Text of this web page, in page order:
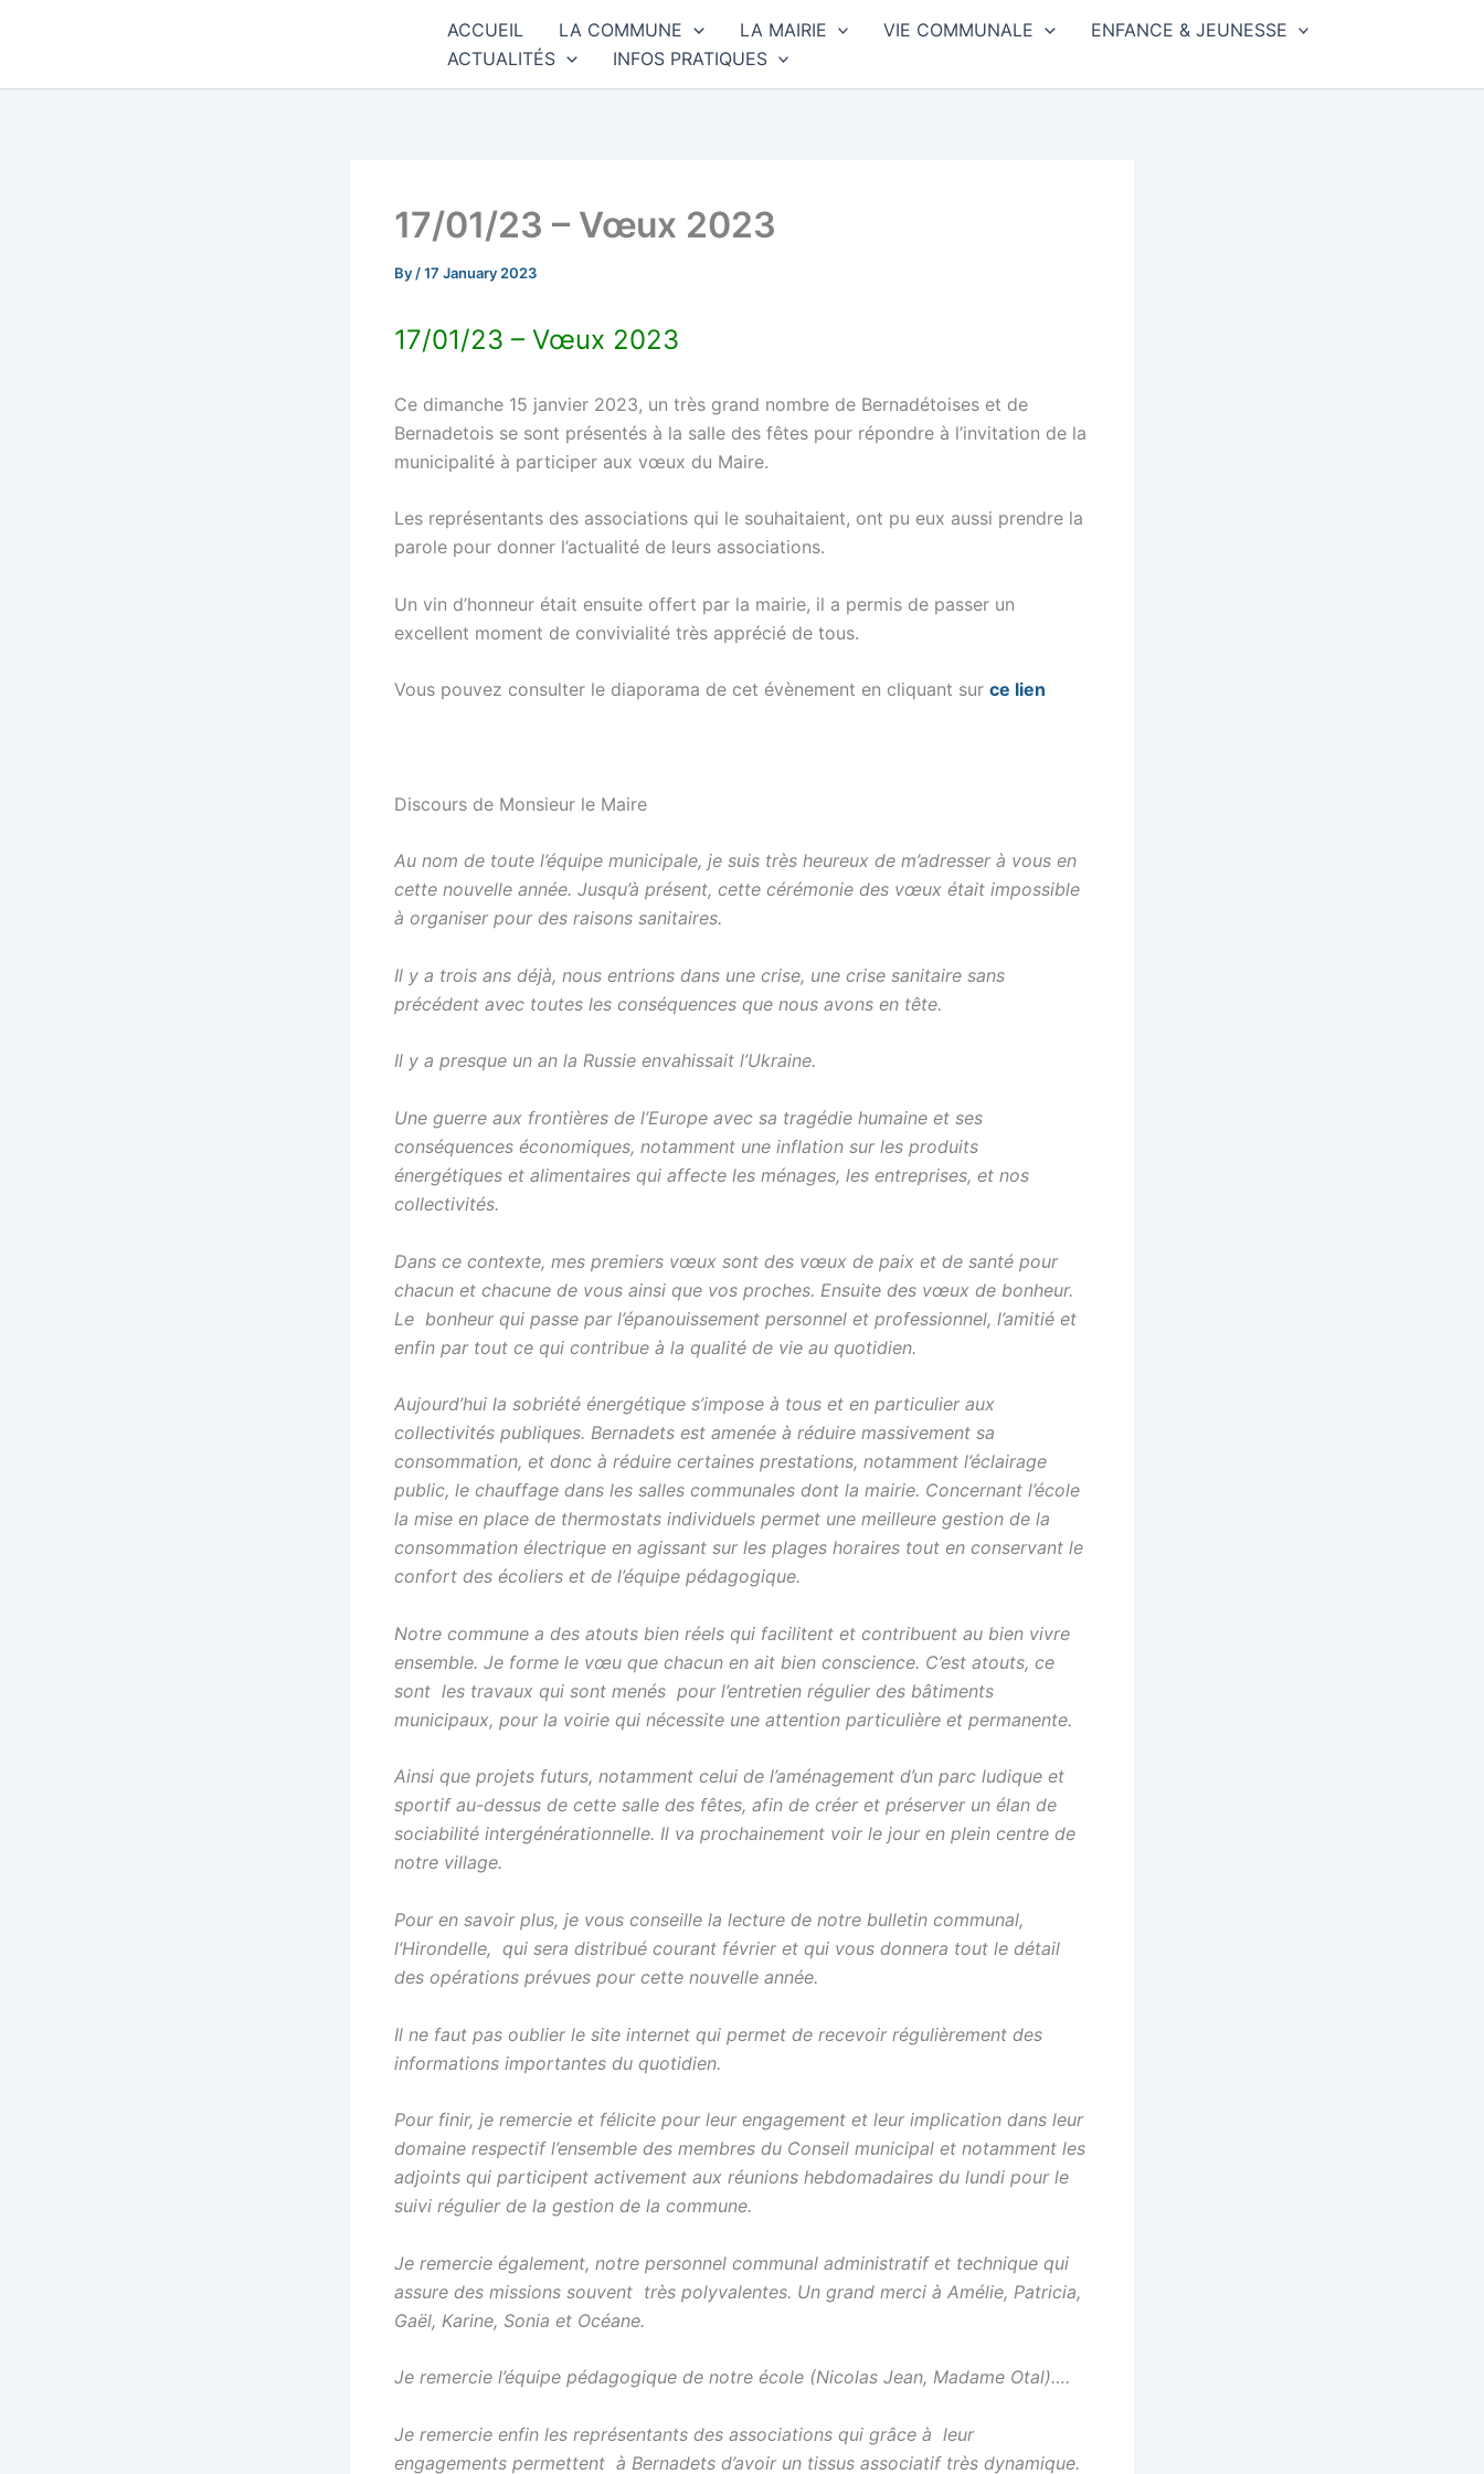
ACCUEIL LA COMMUNE LA MAIRIE VIE COMMUNALE
ENFANCE & JEUNESSE
ACTUALITÉS
INFOS PRATIQUES
17/01/23 – Vœux 2023
By /17 January 2023
17/01/23 – Vœux 2023
Ce dimanche 15 janvier 2023, un très grand nombre de Bernadétoises et de
Bernadetois se sont présentés à la salle des fêtes pour répondre à l’invitation de la
municipalité à participer aux vœux du Maire.
Les représentants des associations qui le souhaitaient, ont pu eux aussi prendre la
parole pour donner l’actualité de leurs associations.
Un vin d’honneur était ensuite offert par la mairie, il a permis de passer un
excellent moment de convivialité très apprécié de tous.
Vous pouvez consulter le diaporama de cet évènement en cliquant sur ce lien
Discours de Monsieur le Maire
Au nom de toute l’équipe municipale, je suis très heureux de m’adresser à vous en
cette nouvelle année. Jusqu’à présent, cette cérémonie des vœux était impossible
à organiser pour des raisons sanitaires.
Il y a trois ans déjà, nous entrions dans une crise, une crise sanitaire sans
précédent avec toutes les conséquences que nous avons en tête.
Il y a presque un an la Russie envahissait l’Ukraine.
Une guerre aux frontières de l’Europe avec sa tragédie humaine et ses
conséquences économiques, notamment une inflation sur les produits
énergétiques et alimentaires qui affecte les ménages, les entreprises, et nos
collectivités.
Dans ce contexte, mes premiers vœux sont des vœux de paix et de santé pour
chacun et chacune de vous ainsi que vos proches. Ensuite des vœux de bonheur.
Le bonheur qui passe par l’épanouissement personnel et professionnel, l’amitié et
enfin par tout ce qui contribue à la qualité de vie au quotidien.
Aujourd’hui la sobriété énergétique s’impose à tous et en particulier aux
collectivités publiques. Bernadets est amenée à réduire massivement sa
consommation, et donc à réduire certaines prestations, notamment l’éclairage
public, le chauffage dans les salles communales dont la mairie. Concernant l’école
la mise en place de thermostats individuels permet une meilleure gestion de la
consommation électrique en agissant sur les plages horaires tout en conservant le
confort des écoliers et de l’équipe pédagogique.
Notre commune a des atouts bien réels qui facilitent et contribuent au bien vivre
ensemble. Je forme le vœu que chacun en ait bien conscience. C’est atouts, ce
sont les travaux qui sont menés pour l’entretien régulier des bâtiments
municipaux, pour la voirie qui nécessite une attention particulière et permanente.
Ainsi que projets futurs, notamment celui de l’aménagement d’un parc ludique et
sportif au-dessus de cette salle des fêtes, afin de créer et préserver un élan de
sociabilité intergénérationnelle. Il va prochainement voir le jour en plein centre de
notre village.
Pour en savoir plus, je vous conseille la lecture de notre bulletin communal,
l’Hirondelle, qui sera distribué courant février et qui vous donnera tout le détail
des opérations prévues pour cette nouvelle année.
Il ne faut pas oublier le site internet qui permet de recevoir régulièrement des
informations importantes du quotidien.
Pour finir, je remercie et félicite pour leur engagement et leur implication dans leur
domaine respectif l’ensemble des membres du Conseil municipal et notamment les
adjoints qui participent activement aux réunions hebdomadaires du lundi pour le
suivi régulier de la gestion de la commune.
Je remercie également, notre personnel communal administratif et technique qui
assure des missions souvent très polyvalentes. Un grand merci à Amélie, Patricia,
Gaël, Karine, Sonia et Océane.
Je remercie l’équipe pédagogique de notre école (Nicolas Jean, Madame Otal)….
Je remercie enfin les représentants des associations qui grâce à leur
engagements permettent à Bernadets d’avoir un tissus associatif très dynamique.